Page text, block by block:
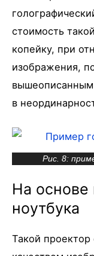
стоимость
копейку, при
изображения,
в
Рис. 8:
На основе
ноутбука
Такой